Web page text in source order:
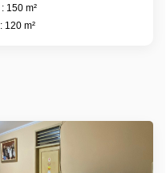
150 m²
120 m²